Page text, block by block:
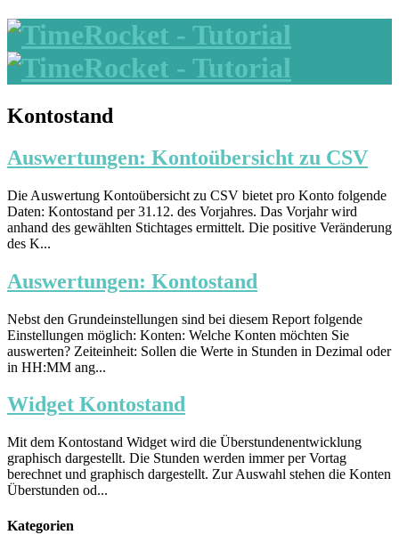
Kontostand
Auswertungen: Kontoübersicht zu CSV
Die Auswertung Kontoübersicht zu CSV bietet pro Konto folgende
Daten: Kontostand per 31.12. des Vorjahres. Das Vorjahr wird
anhand des gewählten Stichtages ermittelt. Die positive Veränderung
des K...
Auswertungen: Kontostand
Nebst den Grundeinstellungen sind bei diesem Report folgende
Einstellungen möglich: Konten: Welche Konten möchten Sie
auswerten? Zeiteinheit: Sollen die Werte in Stunden in Dezimal oder
in HH:MM ang...
Widget Kontostand
Mit dem Kontostand Widget wird die Überstundenentwicklung
graphisch dargestellt. Die Stunden werden immer per Vortag
berechnet und graphisch dargestellt. Zur Auswahl stehen die Konten
Überstunden od...
Kategorien